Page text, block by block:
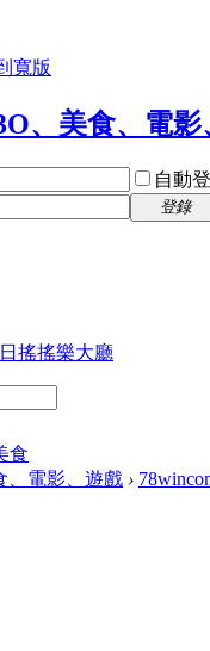
寬版
自動
登錄
搖搖樂大廳
食
、電影、遊戲 ›